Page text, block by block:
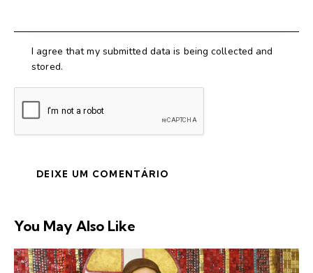
I agree that my submitted data is being collected and
stored.
You May Also Like